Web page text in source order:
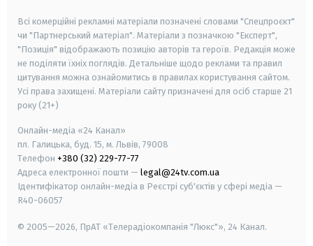
Всі комерційні рекламні матеріали позначені словами "Спецпроєкт"
чи "Партнерський матеріал". Матеріали з позначкою "Експерт",
"Позиція" відображають позицію авторів та героїв. Редакція може
не поділяти їхніх поглядів. Детальніше щодо реклами та правил
цитування можна ознайомитись в правилах користування сайтом.
Усі права захищені. Матеріали сайту призначені для осіб старше 21
року (21+)
Онлайн-медіа «24 Канал»
пл. Галицька, буд. 15, м. Львів, 79008
Телефон +380 (32) 229-77-77
Адреса електронної пошти — legal@24tv.com.ua
Ідентифікатор онлайн-медіа в Реєстрі суб'єктів у сфері медіа —
R40-06057
© 2005—2026, ПрАТ «Телерадіокомпанія "Люкс"», 24 Канал.